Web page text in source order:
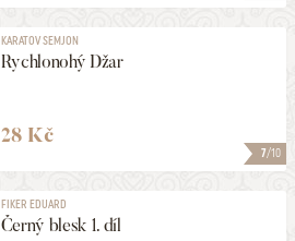
7/10
KARATOV SEMJON
Rychlonohý Džar
28 Kč
FIKER EDUARD
Černý blesk 1. díl